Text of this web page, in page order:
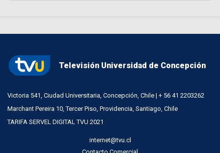
Televisión Universidad de Concepción
Victoria 541, Ciudad Universitaria, Concepción, Chile | + 56 41 2203262
Marchant Pereira 10, Tercer Piso, Providencia, Santiago, Chile
TARIFA SERVEL DIGITAL TVU 2021
internet@tvu.cl